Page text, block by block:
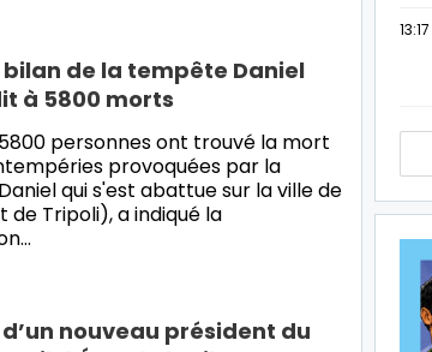
bilan de la tempête Daniel
à 5800 morts
personnes ont trouvé la mort
provoquées par la
qui s'est abattue sur la ville de
de Tripoli), a indiqué la
nouveau président du
13:17